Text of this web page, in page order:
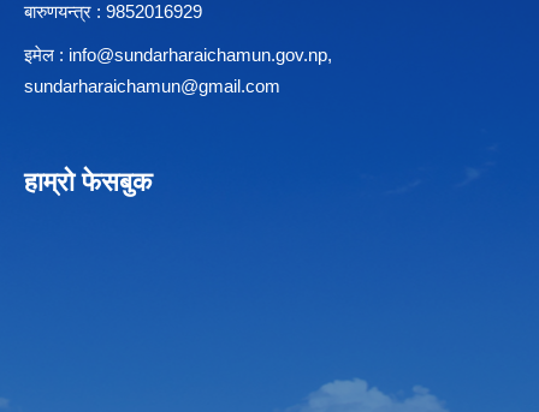
बारुणयन्त्र : 9852016929
इमेल : info@sundarharaichamun.gov.np,
sundarharaichamun@gmail.com
हाम्रो फेसबुक